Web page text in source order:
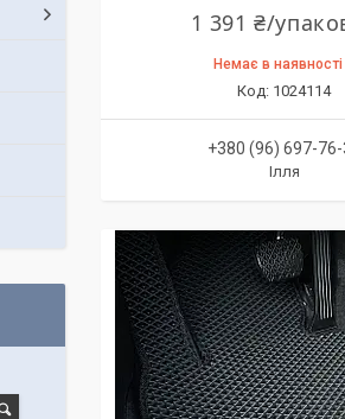
1 391 ₴/
Немає в наявності
1024114
+380 (96) 697-
Ілля